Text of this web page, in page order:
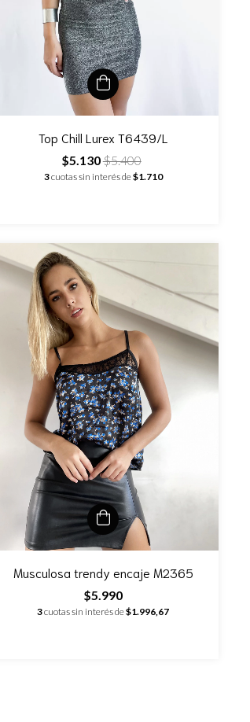
Top Chill Lurex T6439/L
$5.130$5.400
3cuotas sin interés de$1.710
Musculosa trendy encaje M2365
$5.990
3cuotas sin interés de$1.996,67